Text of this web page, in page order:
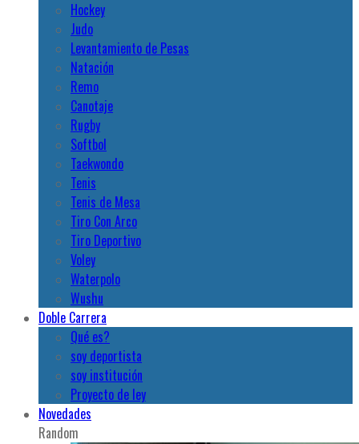
Hockey
Judo
Levantamiento de Pesas
Natación
Remo
Canotaje
Rugby
Softbol
Taekwondo
Tenis
Tenis de Mesa
Tiro Con Arco
Tiro Deportivo
Voley
Waterpolo
Wushu
Doble Carrera
Qué es?
soy deportista
soy institución
Proyecto de ley
Novedades
Random